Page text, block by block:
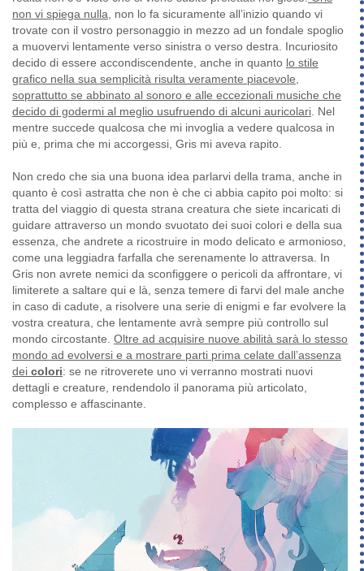
non vi spiega nulla, non lo fa sicuramente all’inizio quando vi
trovate con il vostro personaggio in mezzo ad un fondale spoglio
a muovervi lentamente verso sinistra o verso destra. Incuriosito
decido di essere accondiscendente, anche in quanto lo stile
grafico nella sua semplicità risulta veramente piacevole,
soprattutto se abbinato al sonoro e alle eccezionali musiche che
decido di godermi al meglio usufruendo di alcuni auricolari. Nel
mentre succede qualcosa che mi invoglia a vedere qualcosa in
più e, prima che mi accorgessi, Gris mi aveva rapito.
Non credo che sia una buona idea parlarvi della trama, anche in
quanto è così astratta che non è che ci abbia capito poi molto: si
tratta del viaggio di questa strana creatura che siete incaricati di
guidare attraverso un mondo svuotato dei suoi colori e della sua
essenza, che andrete a ricostruire in modo delicato e armonioso,
come una leggiadra farfalla che serenamente lo attraversa. In
Gris non avrete nemici da sconfiggere o pericoli da affrontare, vi
limiterete a saltare qui e là, senza temere di farvi del male anche
in caso di cadute, a risolvere una serie di enigmi e far evolvere la
vostra creatura, che lentamente avrà sempre più controllo sul
mondo circostante. Oltre ad acquisire nuove abilità sarà lo stesso
mondo ad evolversi e a mostrare parti prima celate dall’assenza
dei colori: se ne ritroverete uno vi verranno mostrati nuovi
dettagli e creature, rendendolo il panorama più articolato,
complesso e affascinante.